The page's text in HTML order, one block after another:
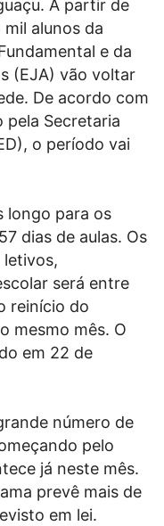
A partir de
alunos da
e da
(EJA) vão voltar
De acordo com
Secretaria
o período vai
longo para os
dias de aulas. Os
letivos,
será entre
reinício do
mesmo mês. O
em 22 de
número de
pelo
já neste mês.
prevê mais de
em lei.